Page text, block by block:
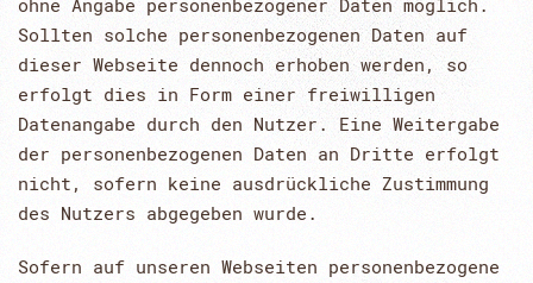
ohne Angabe personenbezogener Daten möglich.
Sollten solche personenbezogenen Daten auf
dieser Webseite dennoch erhoben werden, so
erfolgt dies in Form einer freiwilligen
Datenangabe durch den Nutzer. Eine Weitergabe
der personenbezogenen Daten an Dritte erfolgt
nicht, sofern keine ausdrückliche Zustimmung
des Nutzers abgegeben wurde.
Sofern auf unseren Webseiten personenbezogene